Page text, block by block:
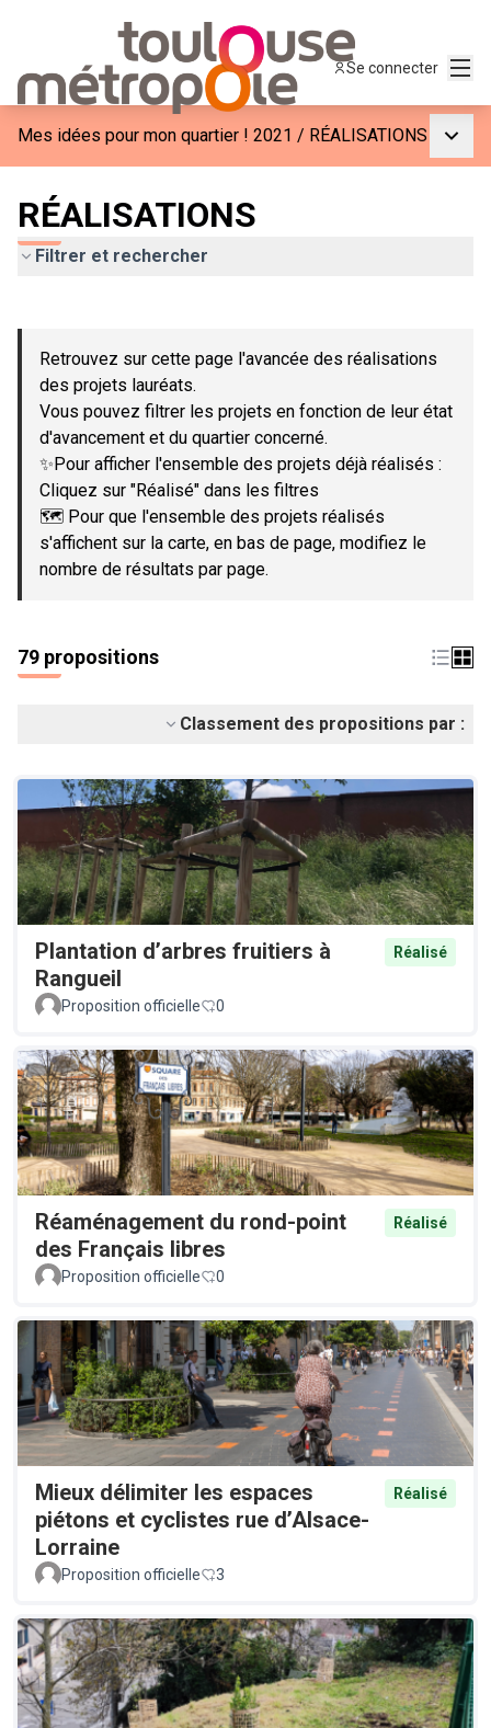
Se connecter
Mes idées pour mon quartier ! 2021 / RÉALISATIONS
RÉALISATIONS
Filtrer et rechercher
−
Retrouvez sur cette page l'avancée des réalisations
des projets lauréats.
Vous pouvez filtrer les projets en fonction de leur état
d'avancement et du quartier concerné.
✨Pour afficher l'ensemble des projets déjà réalisés :
Cliquez sur "Réalisé" dans les filtres
🗺️ Pour que l'ensemble des projets réalisés
s'affichent sur la carte, en bas de page, modifiez le
nombre de résultats par page.
79 propositions
Classement des propositions par :
Plantation d’arbres fruitiers à
Rangueil
Réalisé
Proposition officielle 0
Réaménagement du rond-point
des Français libres
Réalisé
Proposition officielle 0
Mieux délimiter les espaces
piétons et cyclistes rue d’Alsace-
Lorraine
Réalisé
Proposition officielle 3